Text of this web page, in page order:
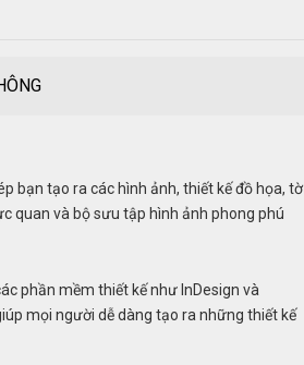
bạn tạo ra các hình ảnh, thiết kế đồ họa, tờ
quan và bộ sưu tập hình ảnh phong phú
phần mềm thiết kế như InDesign và
mọi người dễ dàng tạo ra những thiết kế